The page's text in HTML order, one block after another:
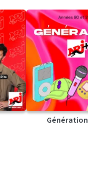
Génération